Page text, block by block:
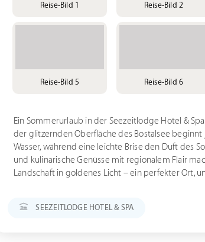
Reise-Bild 1 Reise-Bild 2
Reise-Bild 5 Reise-Bild 6
Ein Sommerurlaub in der Seezeitlodge Hotel &
der glitzernden Oberfläche des Bostalsee
Wasser, während eine leichte Brise den Duft des
und kulinarische Genüsse mit regionalem Flair
Landschaft in goldenes Licht – ein perfekter Ort,
SEEZEITLODGE HOTEL & SPA